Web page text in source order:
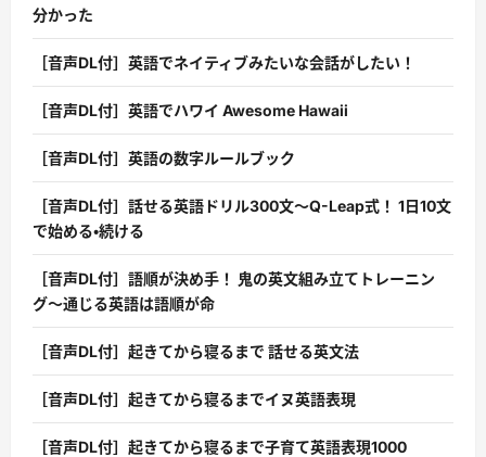
分かった
［音声DL付］英語でネイティブみたいな会話がしたい！
［音声DL付］英語でハワイ Awesome Hawaii
［音声DL付］英語の数字ルールブック
［音声DL付］話せる英語ドリル300文〜Q-Leap式！ 1日10文
で始める・続ける
［音声DL付］語順が決め手！ 鬼の英文組み立てトレーニン
グ〜通じる英語は語順が命
［音声DL付］起きてから寝るまで 話せる英文法
［音声DL付］起きてから寝るまでイヌ英語表現
［音声DL付］起きてから寝るまで子育て英語表現1000